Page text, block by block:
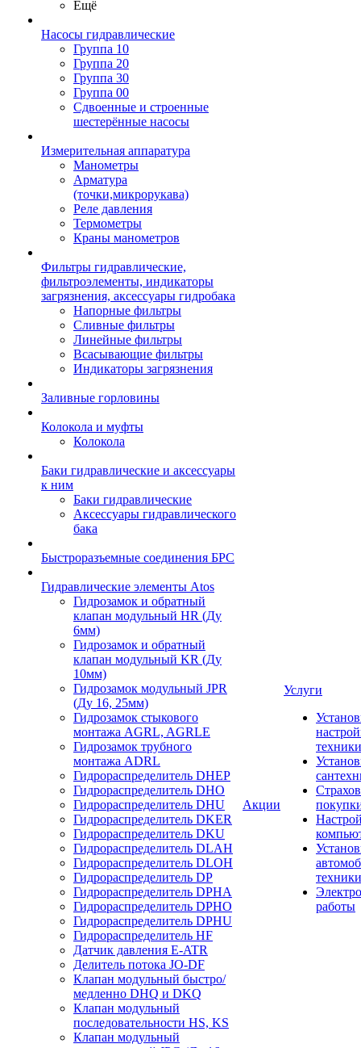
Ещё
Насосы гидравлические
Группа 10
Группа 20
Группа 30
Группа 00
Сдвоенные и строенные
шестерённые насосы
Измерительная аппаратура
Манометры
Арматура
(точки,микрорукава)
Реле давления
Термометры
Краны манометров
Фильтры гидравлические,
фильтроэлементы, индикаторы
загрязнения, аксессуары гидробака
Напорные фильтры
Сливные фильтры
Линейные фильтры
Всасывающие фильтры
Индикаторы загрязнения
Заливные горловины
Колокола и муфты
Колокола
Баки гидравлические и аксессуары
к ним
Баки гидравлические
Аксессуары гидравлического
бака
Быстроразъемные соединения БРС
Гидравлические элементы Atos
Гидрозамок и обратный
клапан модульный HR (Ду
6мм)
Гидрозамок и обратный
клапан модульный KR (Ду
10мм)
Гидрозамок модульный JPR
(Ду 16, 25мм)
Гидрозамок стыкового
монтажа AGRL, AGRLE
Гидрозамок трубного
монтажа ADRL
Гидрораспределитель DHEP
Гидрораспределитель DHO
Гидрораспределитель DHU
Гидрораспределитель DKER
Гидрораспределитель DKU
Гидрораспределитель DLAH
Гидрораспределитель DLOH
Гидрораспределитель DP
Гидрораспределитель DPHA
Гидрораспределитель DPHO
Гидрораспределитель DPHU
Гидрораспределитель HF
Датчик давления E-ATR
Делитель потока JO-DF
Клапан модульный быстро/
медленно DHQ и DKQ
Клапан модульный
последовательности HS, KS
Клапан модульный
Акции
Услуги
техники
техники
работы